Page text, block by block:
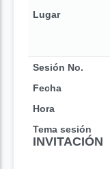
Lugar
Sesión No.
Fecha
Hora
Tema sesión
INVITACIÓN